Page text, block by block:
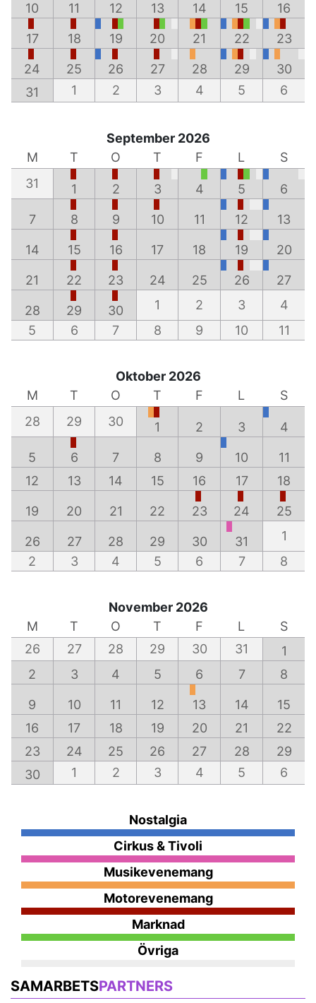
10 11 12 13 14 15 16
17 18 19 20 21 22 23
24 25 26 27 28 29
30
31
1 2 3 4 5 6
September 2026
M
T O T F L
S
31
1 2 3 4 5 6
7 8 9 10 11 12 13
14 15 16 17 18 19 20
21 22 23 24 25 26 27
28 29 30 1 2 3
4
5
6 7 8 9 10 11
Oktober 2026
M
T O T F L
S
28
29 30 1 2 3 4
5 6 7 8 9 10
11
12
13 14 15 16 17 18
19 20 21 22 23 24 25
26 27 28 29 30 31
1
2
3 4 5 6 7 8
November 2026
M
T O T F L
S
26
27 28 29 30 31
1
2
3 4 5 6 7 8
9 10 11 12 13 14
15
16
17 18 19 20 21
22
23
24 25 26 27 28
29
30
1 2 3 4 5 6
Nostalgia
Cirkus & Tivoli
Musikevenemang
Motorevenemang
Marknad
Övriga
SAMARBETSPARTNERS